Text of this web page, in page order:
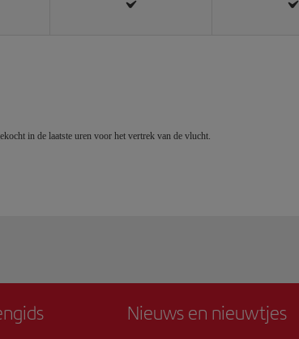
in de laatste uren voor het vertrek van de vlucht.
Nieuws en nieuwtjes